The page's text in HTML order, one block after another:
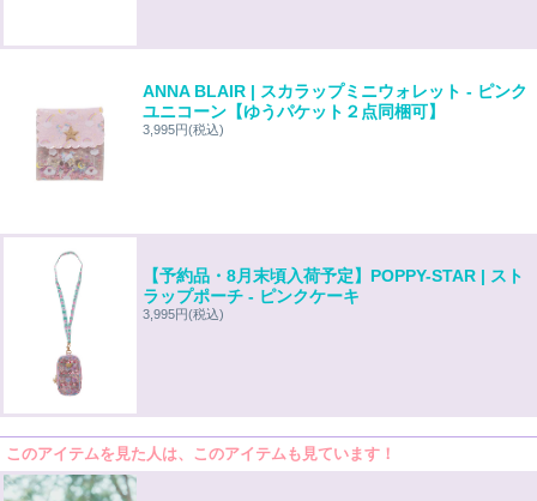
ANNA BLAIR | スカラップミニウォレット - ピンク
ユニコーン【ゆうパケット２点同梱可】
3,995円(税込)
【予約品・8月末頃入荷予定】POPPY-STAR | スト
ラップポーチ - ピンクケーキ
3,995円(税込)
このアイテムを見た人は、このアイテムも見ています！